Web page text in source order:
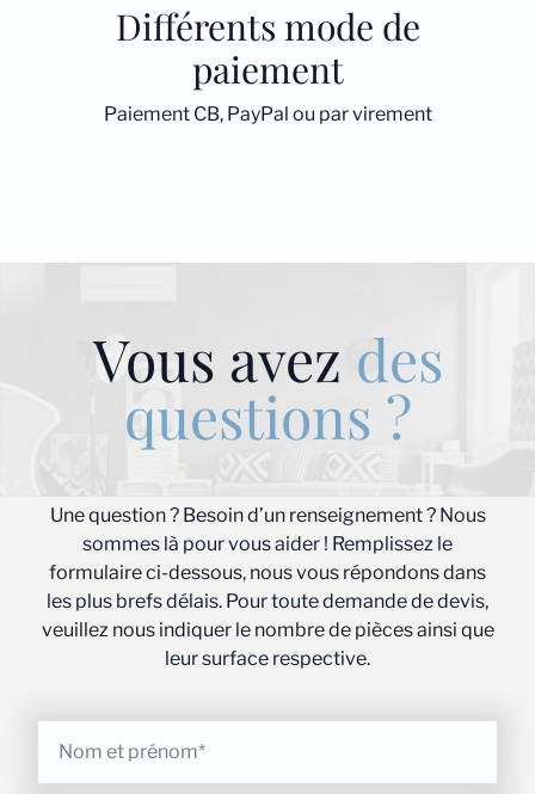
Différents mode de
paiement
Paiement CB, PayPal ou par virement
Vous avez des
questions ?
Une question ? Besoin d’un renseignement ? Nous
sommes là pour vous aider ! Remplissez le
formulaire ci-dessous, nous vous répondons dans
les plus brefs délais. Pour toute demande de devis,
veuillez nous indiquer le nombre de pièces ainsi que
leur surface respective.